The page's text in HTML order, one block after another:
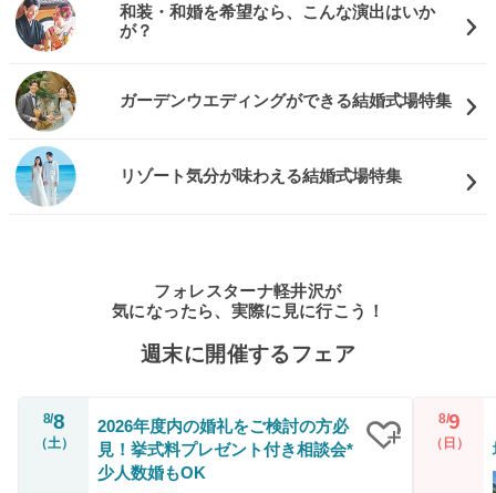
和装・和婚を希望なら、こんな演出はいか
が？
ガーデンウエディングができる結婚式場特集
リゾート気分が味わえる結婚式場特集
フォレスターナ軽井沢が
気になったら、実際に見に行こう！
週末に開催するフェア
8/8
（土）
2026年度内の婚礼をご検討の方必
見！挙式料プレゼント付き相談会*
少人数婚もOK
8/9
（日）